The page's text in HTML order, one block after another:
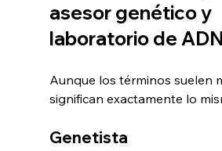
asesor genético y
laboratorio de ADN
Aunque los términos suelen
significan exactamente lo
Genetista